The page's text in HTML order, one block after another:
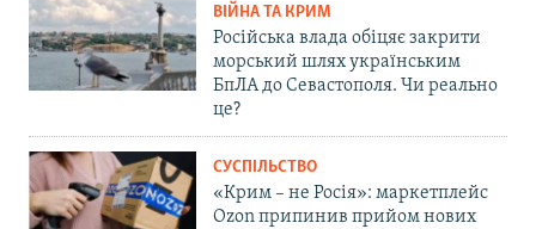
ВІЙНА ТА КРИМ
Російська влада обіцяє закрити
морський шлях українським
БпЛА до Севастополя. Чи реально
це?
СУСПІЛЬСТВО
«Крим – не Росія»: маркетплейс
Ozon припинив прийом нових